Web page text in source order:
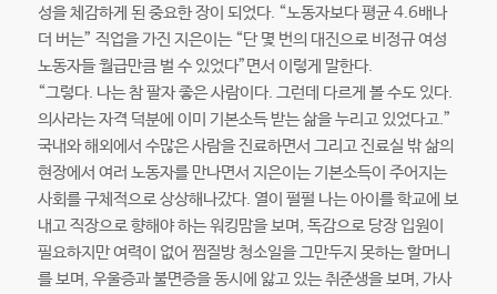
성을 체감하게 된 중요한 장이 되었다. “노동자보다 평균 4.6배나
더 버는” 직업을 가진 지은이는 “단 몇 번의 대진으로 비정규 여성
노동자들 월급만큼 벌 수 있었다”면서 이렇게 말한다.
“그렇다. 나는 참 팔자 좋은 사람이다. 그런데 다르게 볼 수도 있다.
의사라는 자격 덕분에 이미 기본소득 받는 삶을 누리고 있었다고.”
국내와 해외에서 수많은 사람을 진료하면서 그리고 진료실 밖 삶의
현장에서 여러 노동자를 만나면서 지은이는 기본소득이 주어지는
사회를 구체적으로 상상해나갔다. 열이 펄펄 나는 아이를 학교에 보
내고 직장으로 향해야 하는 워킹맘을 보며, 독감으로 당장 입원이
필요하지만 여력이 없어 찜질방 청소일을 그만두지 못하는 할머니
를 보며, 우울증과 불면증을 동시에 앓고 있는 취준생을 보며, 가사